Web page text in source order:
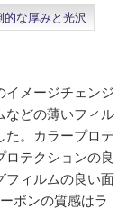
的な厚みと光沢
イメージチェンジ
などの薄いフィル
た。カラープロテ
ロテクションの良
フィルムの良い面
ボンの質感はラ